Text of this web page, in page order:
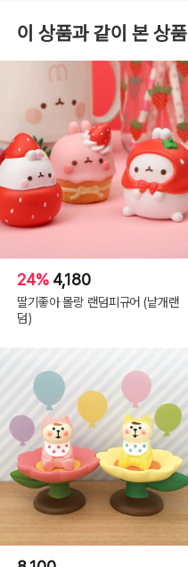
이 상품과 같이 본 상품
24% 4,180
딸기좋아 몰랑 랜덤피규어 (낱개랜
덤)